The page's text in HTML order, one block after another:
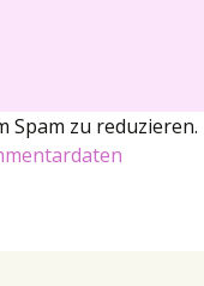
Spam zu reduzieren.